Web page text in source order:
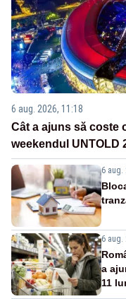
6 aug. 2026, 11:18
Cât a ajuns să coste
weekendul UNTOLD
6 aug.
6 aug.
a
11